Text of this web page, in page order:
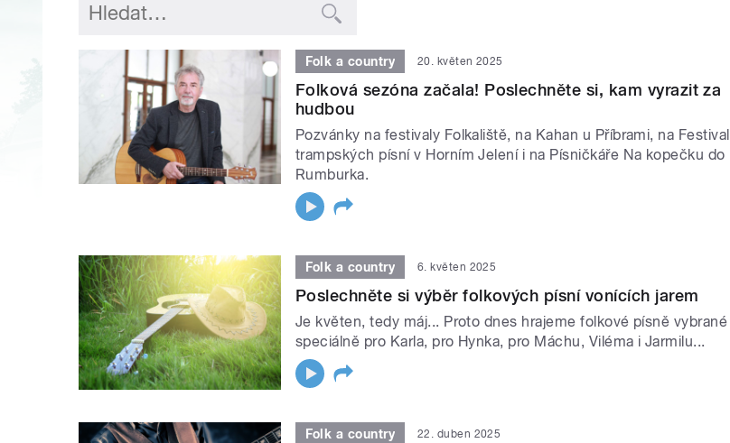
Folk a country 20. květen 2025
Folková sezóna začala! Poslechněte si, kam vyrazit za
hudbou
Pozvánky na festivaly Folkaliště, na Kahan u Příbrami, na Festival
trampských písní v Horním Jelení i na Písničkáře Na kopečku do
Rumburka.
Folk a country 6. květen 2025
Poslechněte si výběr folkových písní vonících jarem
Je květen, tedy máj... Proto dnes hrajeme folkové písně vybrané
speciálně pro Karla, pro Hynka, pro Máchu, Viléma i Jarmilu...
Folk a country 22. duben 2025